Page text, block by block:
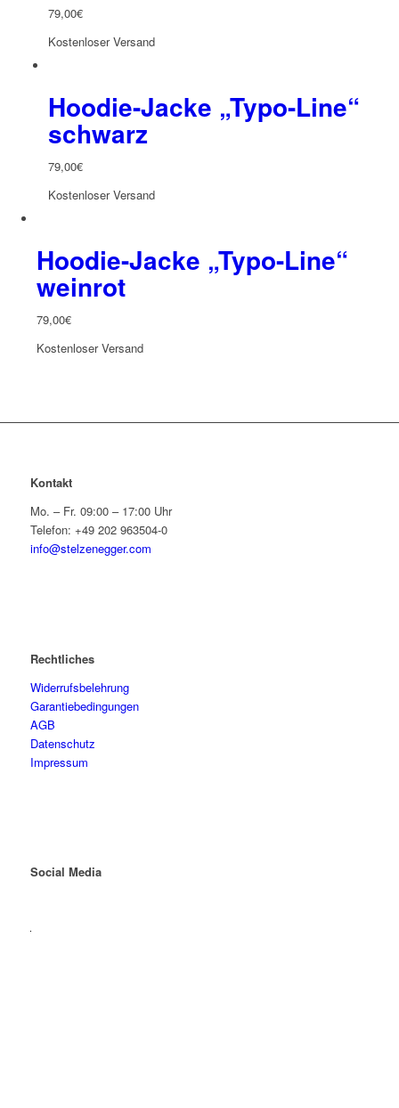
79,00€
Kostenloser Versand
Hoodie-Jacke „Typo-Line“
schwarz
79,00€
Kostenloser Versand
Hoodie-Jacke „Typo-Line“
weinrot
79,00€
Kostenloser Versand
Kontakt
Mo. – Fr. 09:00 – 17:00 Uhr
Telefon: +49 202 963504-0
info@stelzenegger.com
Rechtliches
Widerrufsbelehrung
Garantiebedingungen
AGB
Datenschutz
Impressum
Social Media